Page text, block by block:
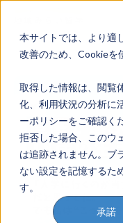
本サイトでは、より適
改善のため、Cookieを
取得した情報は、閲覧
化、利用状況の分析に
ーポリシーをご確認く
拒否した場合、このウ
は追跡されません。ブ
ない設定を記憶するた
す。
承諾
地域みらい留学
地域みらい留
学校を探す
イベントを探す
おためし地域